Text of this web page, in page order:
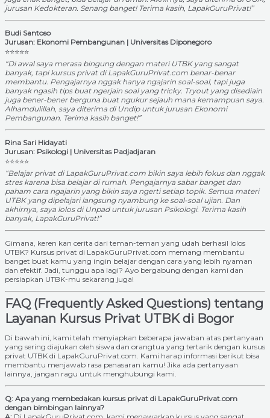
jurusan Kedokteran. Senang banget! Terima kasih, LapakGuruPrivat!”
Budi Santoso
Jurusan: Ekonomi Pembangunan | Universitas Diponegoro
⭐⭐⭐⭐⭐
“Di awal saya merasa bingung dengan materi UTBK yang sangat
banyak, tapi kursus privat di LapakGuruPrivat.com benar-benar
membantu. Pengajarnya nggak hanya ngajarin soal-soal, tapi juga
banyak ngasih tips buat ngerjain soal yang tricky. Tryout yang disediain
juga bener-bener berguna buat ngukur sejauh mana kemampuan saya.
Alhamdulillah, saya diterima di Undip untuk jurusan Ekonomi
Pembangunan. Terima kasih banget!”
Rina Sari Hidayati
Jurusan: Psikologi | Universitas Padjadjaran
⭐⭐⭐⭐⭐
“Belajar privat di LapakGuruPrivat.com bikin saya lebih fokus dan nggak
stres karena bisa belajar di rumah. Pengajarnya sabar banget dan
paham cara ngajarin yang bikin saya ngerti setiap topik. Semua materi
UTBK yang dipelajari langsung nyambung ke soal-soal ujian. Dan
akhirnya, saya lolos di Unpad untuk jurusan Psikologi. Terima kasih
banyak, LapakGuruPrivat!”
Gimana, keren kan cerita dari teman-teman yang udah berhasil lolos
UTBK? Kursus privat di LapakGuruPrivat.com memang membantu
banget buat kamu yang ingin belajar dengan cara yang lebih nyaman
dan efektif. Jadi, tunggu apa lagi? Ayo bergabung dengan kami dan
persiapkan UTBK-mu sekarang juga!
FAQ (Frequently Asked Questions) tentang
Layanan Kursus Privat UTBK di Bogor
Di bawah ini, kami telah menyiapkan beberapa jawaban atas pertanyaan
yang sering diajukan oleh siswa dan orangtua yang tertarik dengan kursus
privat UTBK di LapakGuruPrivat.com. Kami harap informasi berikut bisa
membantu menjawab rasa penasaran kamu! Jika ada pertanyaan
lainnya, jangan ragu untuk menghubungi kami.
Q: Apa yang membedakan kursus privat di LapakGuruPrivat.com
dengan bimbingan lainnya?